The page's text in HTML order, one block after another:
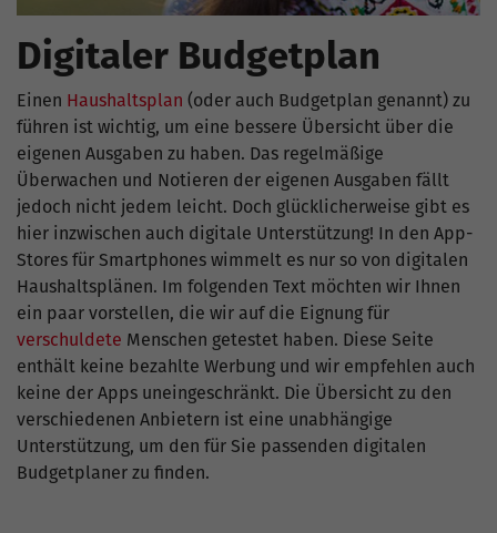
Digitaler Budgetplan
Einen Haushaltsplan (oder auch Budgetplan genannt) zu
führen ist wichtig, um eine bessere Übersicht über die
eigenen Ausgaben zu haben. Das regelmäßige
Überwachen und Notieren der eigenen Ausgaben fällt
jedoch nicht jedem leicht. Doch glücklicherweise gibt es
hier inzwischen auch digitale Unterstützung! In den App-
Stores für Smartphones wimmelt es nur so von digitalen
Haushaltsplänen. Im folgenden Text möchten wir Ihnen
ein paar vorstellen, die wir auf die Eignung für
verschuldete Menschen getestet haben. Diese Seite
enthält keine bezahlte Werbung und wir empfehlen auch
keine der Apps uneingeschränkt. Die Übersicht zu den
verschiedenen Anbietern ist eine unabhängige
Unterstützung, um den für Sie passenden digitalen
Budgetplaner zu finden.